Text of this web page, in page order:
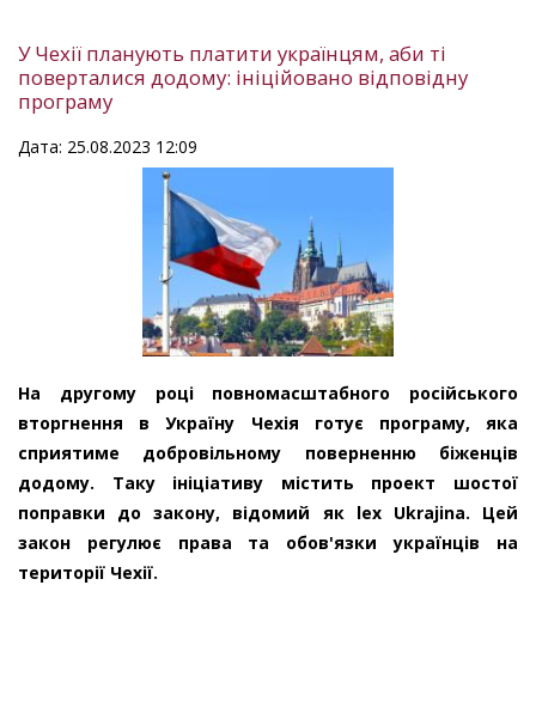
У Чехії планують платити українцям, аби ті
поверталися додому: ініційовано відповідну
програму
Дата: 25.08.2023 12:09
На другому році повномасштабного російського
вторгнення в Україну Чехія готує програму, яка
сприятиме добровільному поверненню біженців
додому. Таку ініціативу містить проект шостої
поправки до закону, відомий як lex Ukrajina. Цей
закон регулює права та обов'язки українців на
території Чехії.